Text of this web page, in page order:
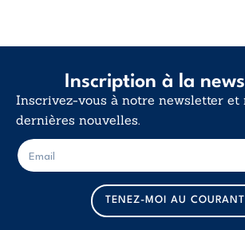
Inscription à la
Inscrivez-vous à notre newsletter et
dernières nouvelles.
m
a
i
l
E
-
m
TENEZ-MOI AU